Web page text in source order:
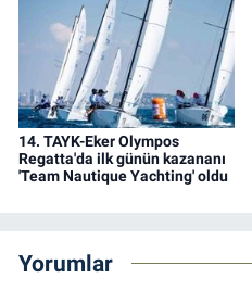
14. TAYK-Eker Olympos
Regatta'da ilk günün kazananı
'Team Nautique Yachting' oldu
Yorumlar